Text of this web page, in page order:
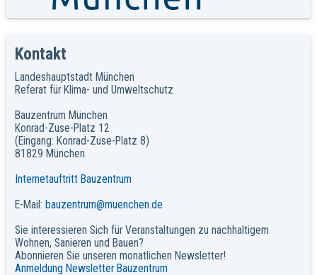
Kontakt
Landeshauptstadt München
Referat für Klima- und Umweltschutz
Bauzentrum München
Konrad-Zuse-Platz 12
(Eingang: Konrad-Zuse-Platz 8)
81829 München
Internetauftritt Bauzentrum
E-Mail: bauzentrum@muenchen.de
Sie interessieren Sich für Veranstaltungen zu nachhaltigem
Wohnen, Sanieren und Bauen?
Abonnieren Sie unseren monatlichen Newsletter!
Anmeldung Newsletter Bauzentrum